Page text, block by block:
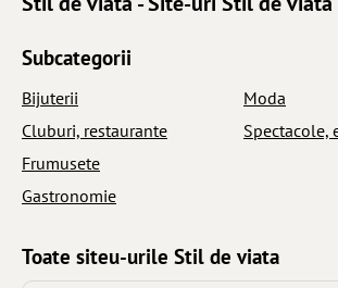
Subcategorii
Bijuterii
Cluburi, restaurante
Frumusete
Gastronomie
Moda
Spectacole,
Toate siteu-urile Stil de viata